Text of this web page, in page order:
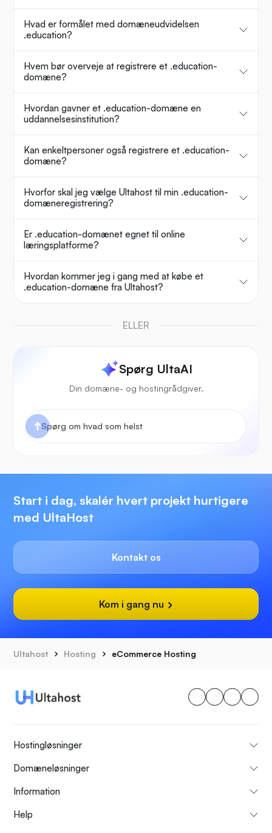
Hvad er formålet med domæneudvidelsen
.education?
Hvem bør overveje at registrere et .education-
domæne?
Hvordan gavner et .education-domæne en
uddannelsesinstitution?
Kan enkeltpersoner også registrere et .education-
domæne?
Hvorfor skal jeg vælge Ultahost til min .education-
domæneregistrering?
Er .education-domænet egnet til online
læringsplatforme?
Hvordan kommer jeg i gang med at købe et
.education-domæne fra Ultahost?
ELLER
Spørg UltaAI
Din domæne- og hostingrådgiver.
Start i dag, skalér hvert projekt hurtigere
med UltaHost
Kontakt os
Kom i gang nu
Ultahost Hosting eCommerce Hosting
Hostingløsninger
Domæneløsninger
Information
Help